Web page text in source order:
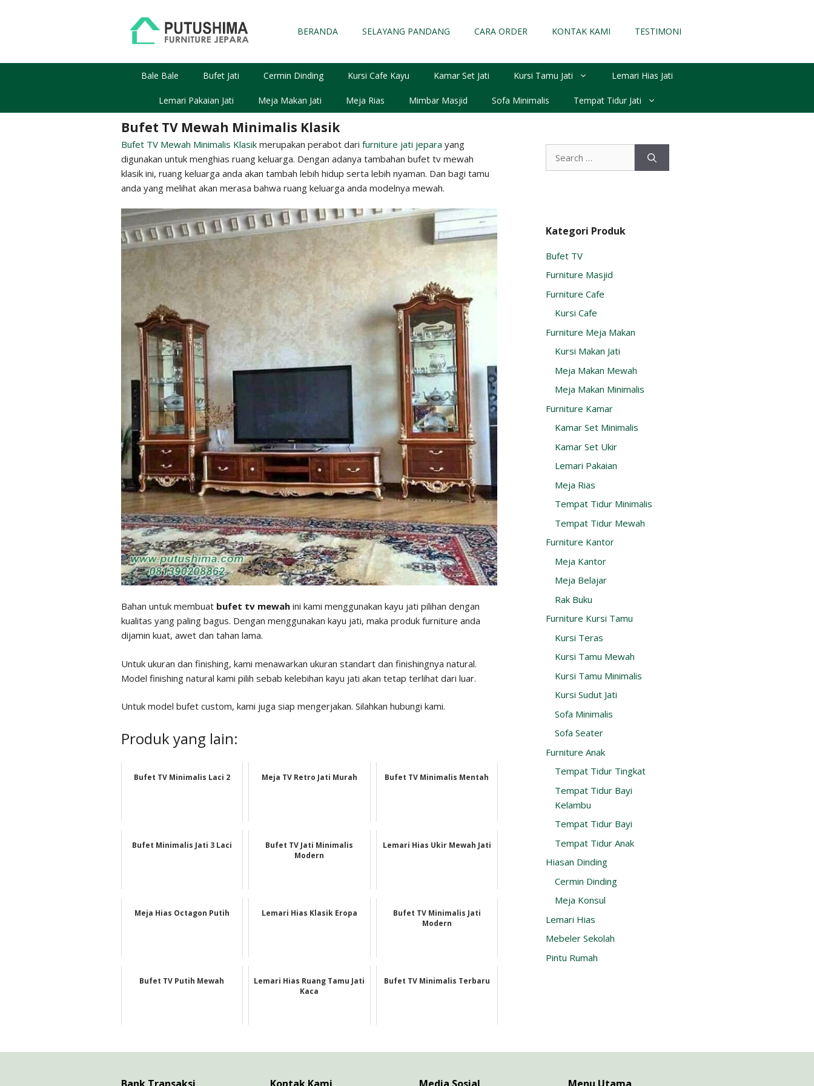
BERANDA SELAYANG PANDANG CARA ORDER KONTAK KAMI TESTIMONI
Bale Bale Bufet Jati Cermin Dinding Kursi Cafe Kayu Kamar Set Jati Kursi Tamu Jati Lemari Hias Jati
Lemari Pakaian Jati Meja Makan Jati Meja Rias Mimbar Masjid Sofa Minimalis Tempat Tidur Jati
Bufet TV Mewah Minimalis Klasik
Bufet TV Mewah Minimalis Klasikmerupakan perabot dari furniture jati jepara yang
digunakan untuk menghias ruang keluarga. Dengan adanya tambahan bufet tv mewah
klasik ini, ruang keluarga anda akan tambah lebih hidup serta lebih nyaman. Dan bagi tamu
anda yang melihat akan merasa bahwa ruang keluarga anda modelnya mewah.
Bahan untuk membuat bufet tv mewahini kami menggunakan kayu jati pilihan dengan
kualitas yang paling bagus. Dengan menggunakan kayu jati, maka produk furniture anda
dijamin kuat, awet dan tahan lama.
Untuk ukuran dan finishing, kami menawarkan ukuran standart dan finishingnya natural.
Model finishing natural kami pilih sebab kelebihan kayu jati akan tetap terlihat dari luar.
Untuk model bufet custom, kami juga siap mengerjakan. Silahkan hubungi kami.
Produk yang lain:
Bufet TV Minimalis Laci 2 Meja TV Retro Jati Murah Bufet TV Minimalis Mentah
Bufet Minimalis Jati 3 Laci
Bufet TV Jati Minimalis
Modern
Lemari Hias Ukir Mewah Jati
Meja Hias Octagon Putih Lemari Hias Klasik Eropa
Bufet TV Minimalis Jati
Modern
Bufet TV Putih Mewah
Lemari Hias Ruang Tamu Jati
Kaca
Bufet TV Minimalis Terbaru
for:
Kategori Produk
Bufet TV
Furniture Masjid
Furniture Cafe
Kursi Cafe
Furniture Meja Makan
Kursi Makan Jati
Meja Makan Mewah
Meja Makan Minimalis
Furniture Kamar
Kamar Set Minimalis
Kamar Set Ukir
Lemari Pakaian
Meja Rias
Tempat Tidur Minimalis
Tempat Tidur Mewah
Furniture Kantor
Meja Kantor
Meja Belajar
Rak Buku
Furniture Kursi Tamu
Kursi Teras
Kursi Tamu Mewah
Kursi Tamu Minimalis
Kursi Sudut Jati
Sofa Minimalis
Sofa Seater
Furniture Anak
Tempat Tidur Tingkat
Tempat Tidur Bayi
Kelambu
Tempat Tidur Bayi
Tempat Tidur Anak
Hiasan Dinding
Cermin Dinding
Meja Konsul
Lemari Hias
Mebeler Sekolah
Pintu Rumah